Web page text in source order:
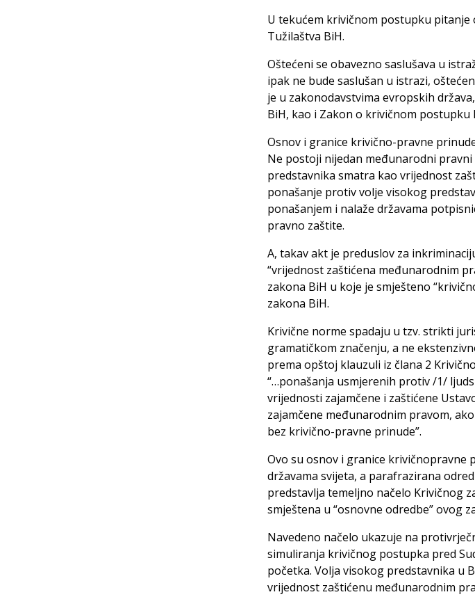
U tekućem krivičnom postupku pitanje
Tužilaštva BiH.
Oštećeni se obavezno saslušava u
ipak ne bude saslušan u istrazi,
je u zakonodavstvima evropskih
BiH, kao i Zakon o krivičnom postupku
Osnov i granice krivično-pravne
Ne postoji nijedan međunarodni
predstavnika smatra kao vrijednost
ponašanje protiv volje visokog
ponašanjem i nalaže državama
pravno zaštite.
A, takav akt je preduslov za
“vrijednost zaštićena međunarodnim
zakona BiH u koje je smješteno
zakona BiH.
Krivične norme spadaju u tzv. strikti
gramatičkom značenju, a ne
prema opštoj klauzuli iz člana 2
“…ponašanja usmjerenih protiv /1/
vrijednosti zajamčene i zaštićene
zajamčene međunarodnim pravom,
bez krivično-pravne prinude”.
Ovo su osnov i granice krivičnopravne
državama svijeta, a parafrazirana
predstavlja temeljno načelo Krivičnog
smještena u “osnovne odredbe” ovog
Navedeno načelo ukazuje na
simuliranja krivičnog postupka pred
početka. Volja visokog predstavnika u
vrijednost zaštićenu međunarodnim